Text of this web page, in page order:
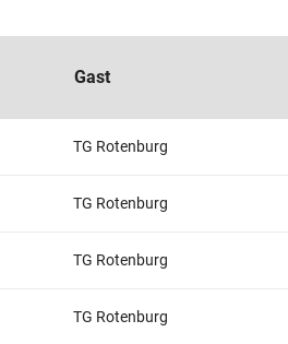
Gast
TG Rotenburg
TG Rotenburg
TG Rotenburg
TG Rotenburg